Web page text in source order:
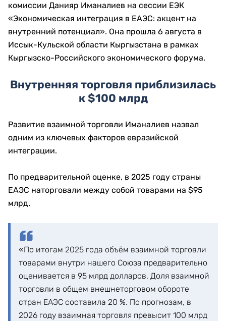
комиссии Данияр Иманалиев на сессии ЕЭК
«Экономическая интеграция в ЕАЭС: акцент на
внутренний потенциал». Она прошла 6 августа в
Иссык-Кульской области Кыргызстана в рамках
Кыргызско-Российского экономического форума.
Внутренняя торговля приблизилась
к $100 млрд
Развитие взаимной торговли Иманалиев назвал
одним из ключевых факторов евразийской
интеграции.
По предварительной оценке, в 2025 году страны
ЕАЭС наторговали между собой товарами на $95
млрд.
«По итогам 2025 года объём взаимной торговли
товарами внутри нашего Союза предварительно
оценивается в 95 млрд долларов. Доля взаимной
торговли в общем внешнеторговом обороте
стран ЕАЭС составила 20 %. По прогнозам, в
2026 году взаимная торговля превысит 100 млрд